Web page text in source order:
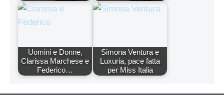
Uomini e Donne,
Clarissa Marchese e
Federico…
Simona Ventura e
Luxuria, pace fatta
per Miss Italia